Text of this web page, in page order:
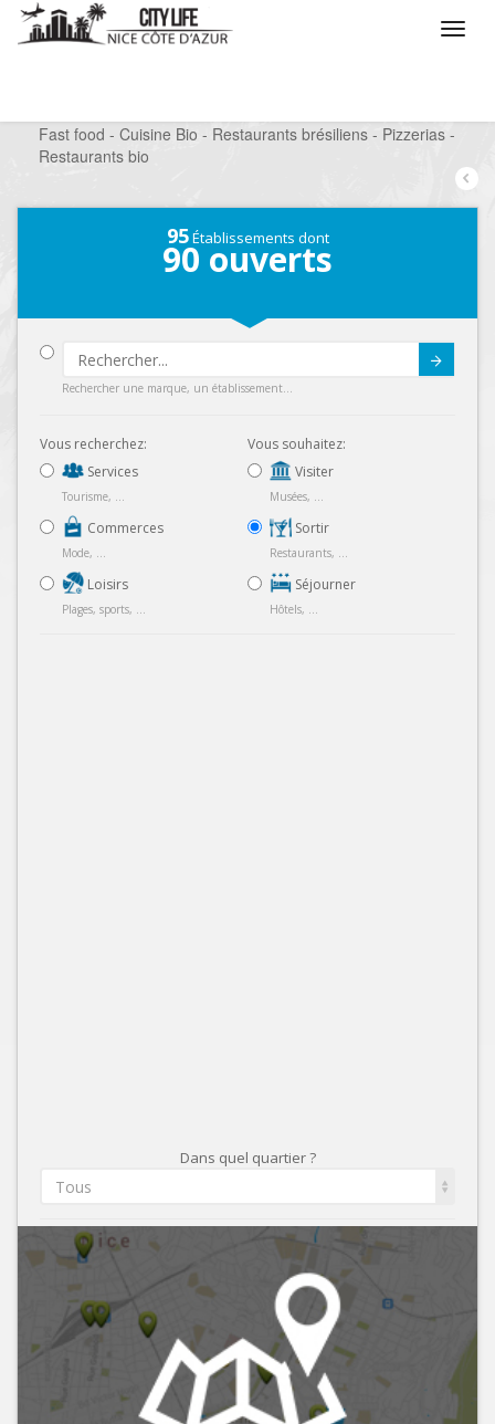
Fast food - Cuisine Bio - Restaurants brésiliens - Pizzerias -
Restaurants bio
95Établissements dont
90 ouverts
Rechercher une marque, un établissement...
Vous recherchez:
Services
Tourisme, ...
Commerces
Mode, ...
Loisirs
Plages, sports, ...
Vous souhaitez:
Visiter
Musées, ...
Sortir
Restaurants, ...
Séjourner
Hôtels, ...
Dans quel quartier ?
Tous